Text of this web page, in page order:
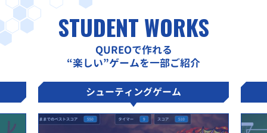
STUDENT WORKS
QUREOで作れる
“楽しい”ゲームを一部ご紹介
シューティングゲーム